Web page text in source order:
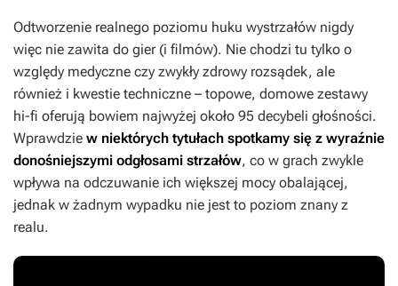
Odtworzenie realnego poziomu huku wystrzałów nigdy
więc nie zawita do gier (i filmów). Nie chodzi tu tylko o
względy medyczne czy zwykły zdrowy rozsądek, ale
również i kwestie techniczne – topowe, domowe zestawy
hi-fi oferują bowiem najwyżej około 95 decybeli głośności.
Wprawdzie w niektórych tytułach spotkamy się z wyraźnie
donośniejszymi odgłosami strzałów, co w grach zwykle
wpływa na odczuwanie ich większej mocy obalającej,
jednak w żadnym wypadku nie jest to poziom znany z
realu.